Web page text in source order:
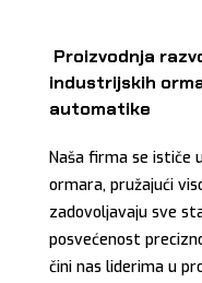
Proizvodnja
industrijskih
automatike
Naša firma se ističe
ormara, pružajući
zadovoljavaju sve
posvećenost
čini nas liderima u